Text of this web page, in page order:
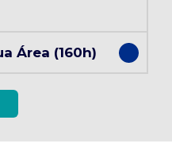
Área (160h)